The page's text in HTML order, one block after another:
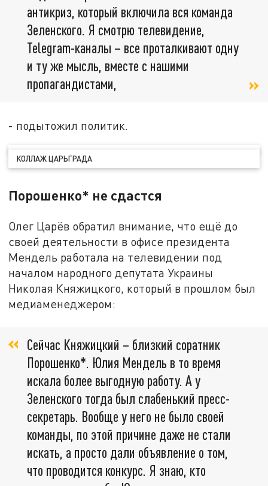
антикриз, который включила вся команда
Зеленского. Я смотрю телевидение,
Telegram-каналы – все проталкивают одну
и ту же мысль, вместе с нашими
пропагандистами,
- подытожил политик.
КОЛЛАЖ ЦАРЬГРАДА
Порошенко* не сдастся
Олег Царёв обратил внимание, что ещё до
своей деятельности в офисе президента
Мендель работала на телевидении под
началом народного депутата Украины
Николая Княжицкого, который в прошлом был
медиаменеджером:
Сейчас Княжицкий – близкий соратник
Порошенко*. Юлия Мендель в то время
искала более выгодную работу. А у
Зеленского тогда был слабенький пресс-
секретарь. Вообще у него не было своей
команды, по этой причине даже не стали
искать, а просто дали объявление о том,
что проводится конкурс. Я знаю, кто